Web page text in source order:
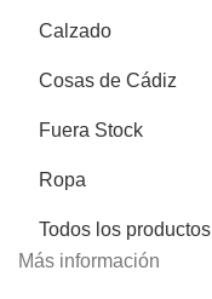
Calzado
Cosas de Cádiz
Fuera Stock
Ropa
Todos los productos
Más información